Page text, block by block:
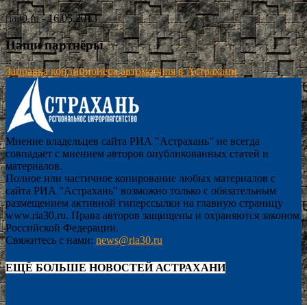
ria30.ru - 16.05.2013
Наши партнёры
Заправка кондиционера автомобиля в Астрахани
Мнение владельцев сайта РИА "Астрахань" не всегда
совпадает с мнением авторов опубликованных статей и
материалов.
Полное или частичное копирование любых материалов с
сайта РИА "Астрахань" возможно только с обязательным
размещением активной гиперссылки на главную страницу
www.ria30.ru. Права авторов защищены и охраняются законом
Российской Федерации.
Свяжитесь с нами: news@ria30.ru
ЕЩЁ БОЛЬШЕ НОВОСТЕЙ АСТРАХАНИ